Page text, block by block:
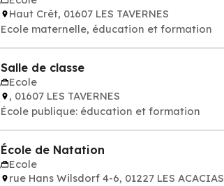
Haut Crêt, 01607 LES TAVERNES
Ecole maternelle, éducation et formation
Salle de classe
Ecole
, 01607 LES TAVERNES
École publique: éducation et formation
École de Natation
Ecole
rue Hans Wilsdorf 4-6, 01227 LES ACACIAS